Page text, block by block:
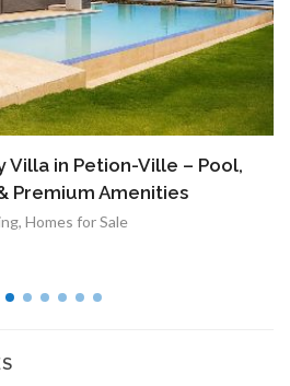
Villa in Petion-Ville – Pool,
Premium Amenities
, Homes for Sale